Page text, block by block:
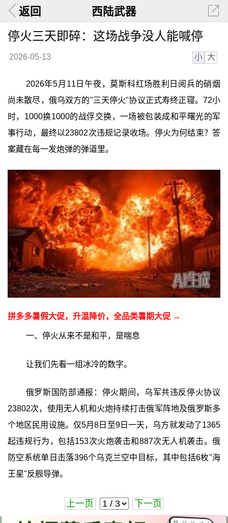
返回 西陆武器
停火三天即碎：这场战争没人能喊停
2026-05-13 小 大
2026年5月11日午夜，莫斯科红场胜利日阅兵的硝烟
尚未散尽，俄乌双方的"三天停火"协议正式寿终正寝。72小
时，1000换1000的战俘交换，一场被包装成和平曙光的军
事行动，最终以23802次违规记录收场。停火为何结束？答
案藏在每一发炮弹的弹道里。
拼多多暑假大促，升温降价，全品类暑期大促 →
一、停火从来不是和平，是喘息
让我们先看一组冰冷的数字。
俄罗斯国防部通报：停火期间，乌军共违反停火协议
23802次，使用无人机和火炮持续打击俄军阵地及俄罗斯多
个地区民用设施。仅5月8日至9日一天，乌方就发动了1365
起违规行为，包括153次火炮袭击和887次无人机袭击。俄
防空系统单日击落396个乌克兰空中目标，其中包括6枚"海
王星"反舰导弹。
上一页 下一页